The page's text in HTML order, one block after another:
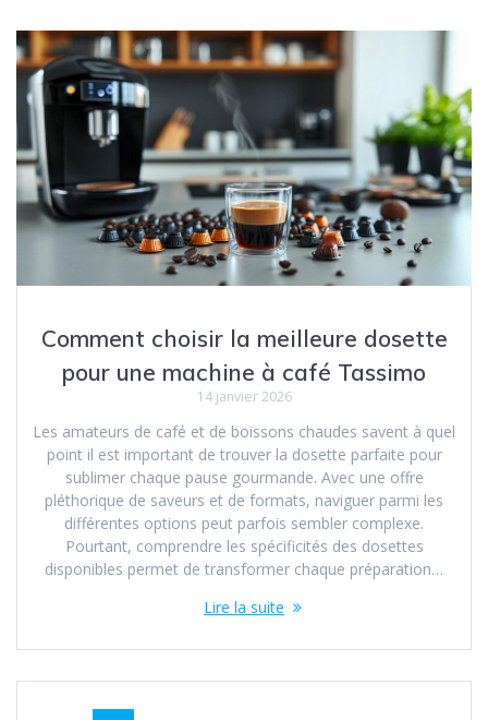
Comment choisir la meilleure dosette
pour une machine à café Tassimo
14 janvier 2026
Les amateurs de café et de boissons chaudes savent à quel
point il est important de trouver la dosette parfaite pour
sublimer chaque pause gourmande. Avec une offre
pléthorique de saveurs et de formats, naviguer parmi les
différentes options peut parfois sembler complexe.
Pourtant, comprendre les spécificités des dosettes
disponibles permet de transformer chaque préparation…
Lire la suite
Navigation